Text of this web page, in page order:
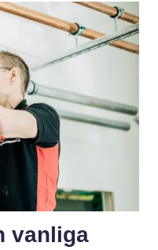
vanliga